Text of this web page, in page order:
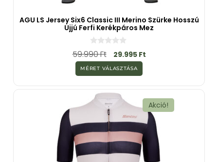
AGU LS Jersey Six6 Classic III Merino Szürke Hosszú
Ujjú Ferfi Kerékpáros Mez
0
a
5
-
b
ő
59.990Ft 29.995 Ft
MÉRET VÁLASZTÁSA
Akció!